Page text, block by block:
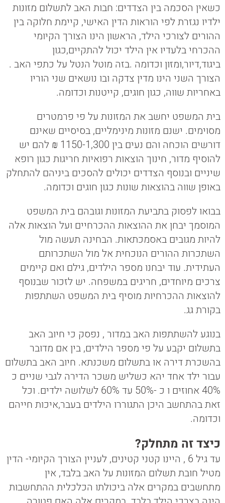
כשאין הסכמה בין הצדדים: חבות האב לתשלום מזונות
ילדיו נגזרת לפי הוראות הדין האישי, קיימת חלוקה בין
ההורים לצורכי הילד, הראשון הינו הצורך הקיומי
ההכרחי בלעדיו אין הילד יכול להתקיים,כגון
ביגוד,דיור,ומזון וכדומה .בזה מוטל הנטל על כתפי האב .
הצורך השני הינו מדין צדקה ובו נושאים שני הוריו
באחריות שווה, כגון חוגים, קייטנות וכדומה.
בית המשפט יחשב את המזונות על פי פרמטרים
מסוימים. ישנם מזונות מינימליים, בסיסיים שאינם
דורשים הוכחה והם נעים בין 1150-1,300 ₪ להם יש
להוסיף מדור, חינוך הוצאות רפואיות חריגות כגון רופא
שיניים ובנוסף הצדדים יכולים להסכים ביניהם להתחלק
באופן שווה בהוצאות שונות כגון חוגים וכדומה.
בבואו לפסוק בתביעת המזונות וגובהם בית המשפט
המוסמך יבחן את ההוצאות ההכרחיים ועל הוצאות אלה
להיות מגובים באסמכתאות. הבחינה תעשה מול
השתכרות ההורים הנוכחית אל מול השתכרותם
העתידית. עוד יבחנו מספר הילדים, גילם ואם קיימים
צרכים מיוחדים, חריגים במשפחה. יש לזכור שבנוסף
להוצאות ההכרחיות מוסיף בית המשפט השתתפות
בקורת גג.
בנוגע להשתתפות האב במדור , נפסק כי חיוב האב
בתשלום יקבע על פי מספר הילדים, בין אם מדובר
בהשכרת דירה או בתשלום משכנתא. חיוב האב בתשלום
עבור ילד אחד יהא כשליש משכר הדירה לגבי שניים כ
40% אחוזים ו כ -50% עד 60% לשלושה ילדים. וכל
זאת בהתחשב היכן התגוררו הילדים בעבר,איכות חייהם
וכדומה.
כיצד זה מתחלק?
עד גיל 6 , היינו קטני קטינים, לעניין הצורך הקיומי- הדין
מטיל חובת תשלום המזונות על האב בלבד, אין
מתחשבים במקרים אלה ביכולתו הכלכלית ההתחשבות